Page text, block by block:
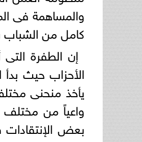
والمساهمة فى
كامل من الشباب
إن الطفرة التى
الأحزاب حيث
يأخذ منحنى
واعياً من
بعض